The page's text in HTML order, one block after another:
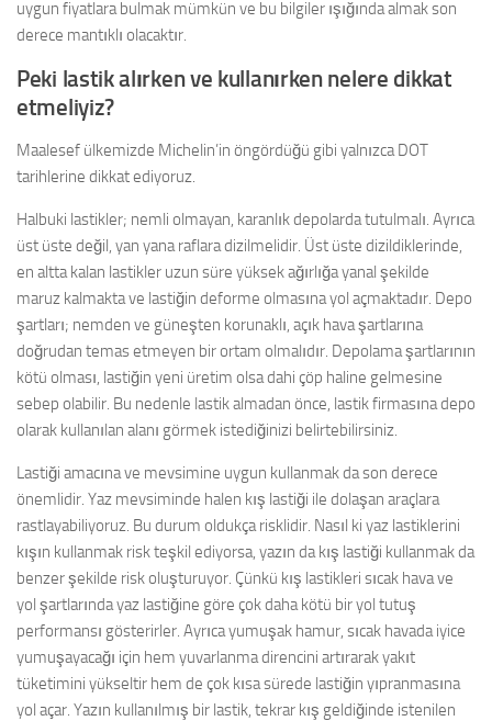
uygun fiyatlara bulmak mümkün ve bu bilgiler ışığında almak son
derece mantıklı olacaktır.
Peki lastik alırken ve kullanırken nelere dikkat
etmeliyiz?
Maalesef ülkemizde Michelin’in öngördüğü gibi yalnızca DOT
tarihlerine dikkat ediyoruz.
Halbuki lastikler; nemli olmayan, karanlık depolarda tutulmalı. Ayrıca
üst üste değil, yan yana raflara dizilmelidir. Üst üste dizildiklerinde,
en altta kalan lastikler uzun süre yüksek ağırlığa yanal şekilde
maruz kalmakta ve lastiğin deforme olmasına yol açmaktadır. Depo
şartları; nemden ve güneşten korunaklı, açık hava şartlarına
doğrudan temas etmeyen bir ortam olmalıdır. Depolama şartlarının
kötü olması, lastiğin yeni üretim olsa dahi çöp haline gelmesine
sebep olabilir. Bu nedenle lastik almadan önce, lastik firmasına depo
olarak kullanılan alanı görmek istediğinizi belirtebilirsiniz.
Lastiği amacına ve mevsimine uygun kullanmak da son derece
önemlidir. Yaz mevsiminde halen kış lastiği ile dolaşan araçlara
rastlayabiliyoruz. Bu durum oldukça risklidir. Nasıl ki yaz lastiklerini
kışın kullanmak risk teşkil ediyorsa, yazın da kış lastiği kullanmak da
benzer şekilde risk oluşturuyor. Çünkü kış lastikleri sıcak hava ve
yol şartlarında yaz lastiğine göre çok daha kötü bir yol tutuş
performansı gösterirler. Ayrıca yumuşak hamur, sıcak havada iyice
yumuşayacağı için hem yuvarlanma direncini artırarak yakıt
tüketimini yükseltir hem de çok kısa sürede lastiğin yıpranmasına
yol açar. Yazın kullanılmış bir lastik, tekrar kış geldiğinde istenilen